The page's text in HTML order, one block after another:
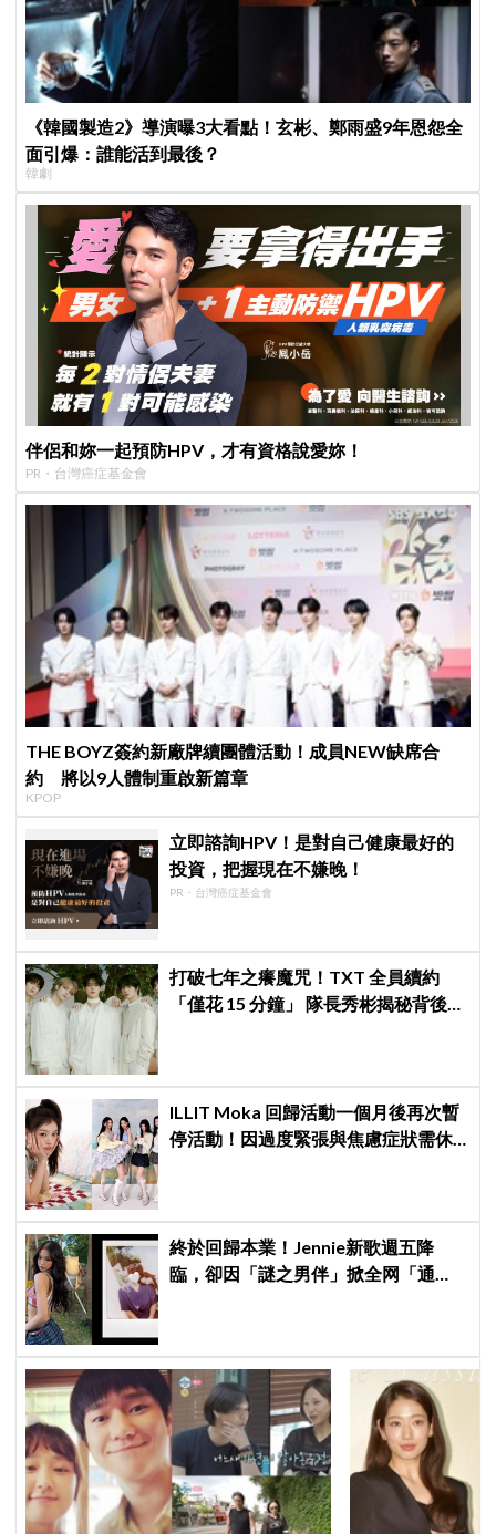
《韓國製造2》導演曝3大看點！玄彬、鄭雨盛9年恩怨全
面引爆：誰能活到最後？
韓劇
伴侶和妳一起預防HPV，才有資格說愛妳！
PR・台灣癌症基金會
THE BOYZ簽約新廠牌續團體活動！成員NEW缺席合
約 將以9人體制重啟新篇章
KPOP
立即諮詢HPV！是對自己健康最好的
投資，把握現在不嫌晚！
PR・台灣癌症基金會
打破七年之癢魔咒！TXT 全員續約
「僅花 15 分鐘」 隊長秀彬揭秘背後原
ILLIT Moka 回歸活動一個月後再次暫
停活動！因過度緊張與焦慮症狀需休
終於回歸本業！Jennie新歌週五降
臨，卻因「謎之男伴」掀全网「通